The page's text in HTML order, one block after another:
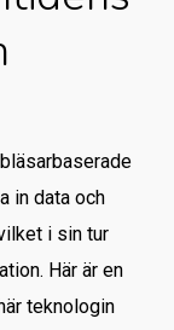
in data och
i sin tur
Här är en
teknologin